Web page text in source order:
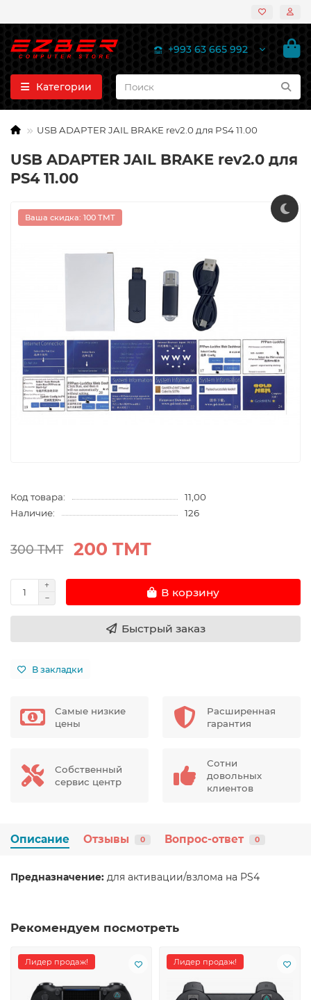
+993 63 665 992
Категории
USB ADAPTER JAIL BRAKE rev2.0 для PS4 11.00
USB ADAPTER JAIL BRAKE rev2.0 для
PS4 11.00
Ваша скидка: 100 TMT
Код товара:
11,00
Наличие:
126
300 TMT 200 TMT
В корзину
Быстрый заказ
В закладки
Самые низкие
цены
Расширенная
гарантия
Собственный
сервис центр
Сотни
довольных
клиентов
Описание Отзывы 0 Вопрос-ответ 0
Предназначение: для активации/взлома на PS4
Рекомендуем посмотреть
Лидер продаж! Лидер продаж!